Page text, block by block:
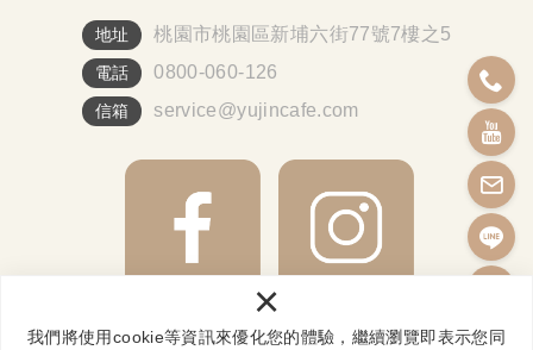
我們將使用cookie等資訊來優化您的體驗，繼續瀏覽即表示您同
×
地址 桃園市桃園區新埔六街77號7樓之5
電話 0800-060-126
信箱 service@yujincafe.com